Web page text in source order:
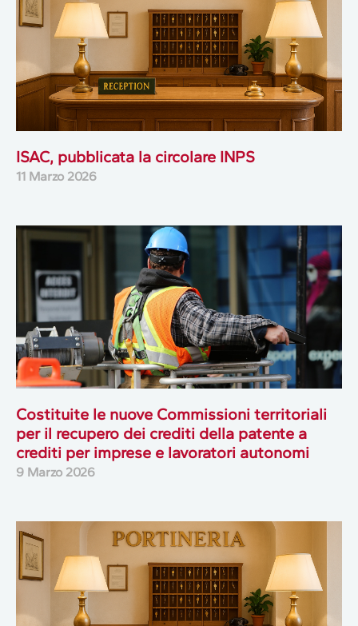
ISAC, pubblicata la circolare INPS
11 Marzo 2026
Costituite le nuove Commissioni territoriali
per il recupero dei crediti della patente a
crediti per imprese e lavoratori autonomi
9 Marzo 2026